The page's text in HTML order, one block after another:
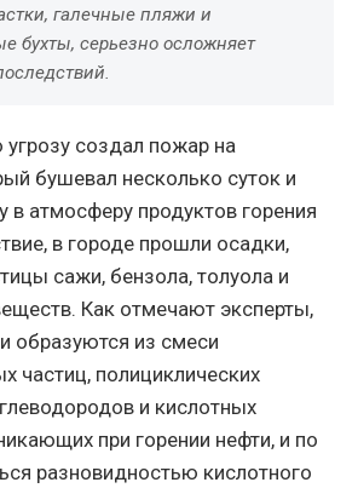
галечные пляжи и
бухты, серьезно осложняет
создал пожар на
бушевал несколько суток и
в атмосферу продуктов горения
в городе прошли осадки,
сажи, бензола, толуола и
Как отмечают эксперты,
образуются из смеси
частиц, полициклических
и кислотных
при горении нефти, и по
разновидностью кислотного